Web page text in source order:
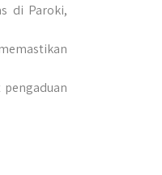
di Paroki,